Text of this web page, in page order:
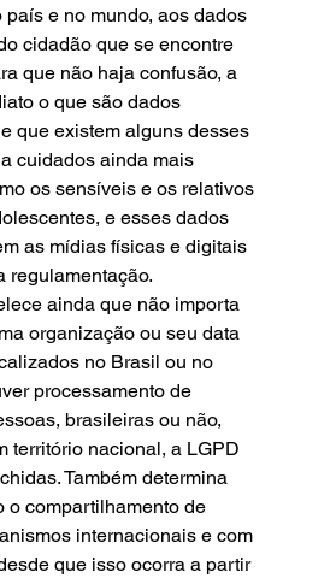
e no mundo, aos dados
cidadão que se encontre
que não haja confusão, a
o que são dados
que existem alguns desses
cuidados ainda mais
os sensíveis e os relativos
e esses dados
as mídias físicas e digitais
regulamentação.
ainda que não importa
organização ou seu data
no Brasil ou no
processamento de
brasileiras ou não,
território nacional, a LGPD
Também determina
o compartilhamento de
internacionais e com
que isso ocorra a partir